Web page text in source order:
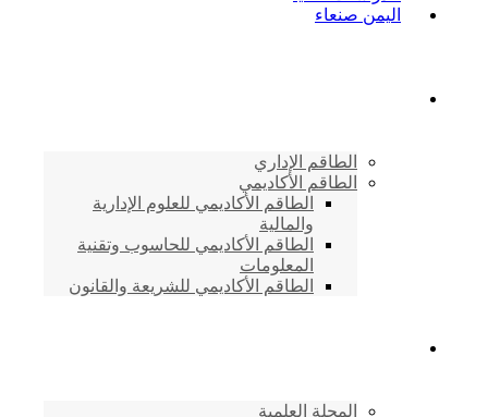
الطاقم الإداري
الطاقم الأكاديمي
الطاقم الأكاديمي للعلوم الإدارية
والمالية
الطاقم الأكاديمي للحاسوب وتقنية
المعلومات
الطاقم الأكاديمي للشريعة والقانون
المجلة العلمية